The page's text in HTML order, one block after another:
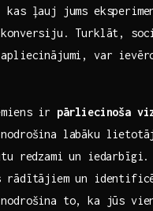
ļauj jums
Turklāt,
apliecinājumi, var
ir pārliecinoša
​labāku
redzami ‌un iedarbīgi.
un
to, ‍ka jūs